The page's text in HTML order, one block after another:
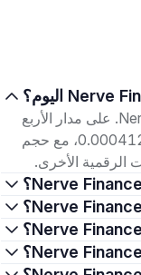
اعتبارًا من 8 أغسطس 2026، بلغ سعر التداول الحالي لـNerve Finance (NRV) $0.00040938. على مدار الأربع
وعشرين ساعة الماضية، تراوح السعر بين أدنى مستوى $0.00039455 وأعلى مستوى $0.00041208، مع حجم